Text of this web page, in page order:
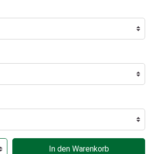
In den Warenkorb